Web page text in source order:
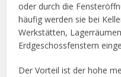
oder durch die
häufig werden sie bei
Werkstätten,
Erdgeschossfenstern
Der Vorteil ist der hohe